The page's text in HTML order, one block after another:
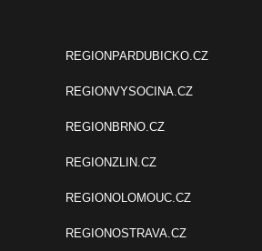
REGIONPARDUBICKO.CZ
REGIONVYSOCINA.CZ
REGIONBRNO.CZ
REGIONZLIN.CZ
REGIONOLOMOUC.CZ
REGIONOSTRAVA.CZ